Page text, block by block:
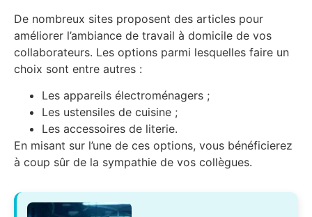
De nombreux sites proposent des articles pour
améliorer l’ambiance de travail à domicile de vos
collaborateurs. Les options parmi lesquelles faire un
choix sont entre autres :
Les appareils électroménagers ;
Les ustensiles de cuisine ;
Les accessoires de literie.
En misant sur l’une de ces options, vous bénéficierez
à coup sûr de la sympathie de vos collègues.